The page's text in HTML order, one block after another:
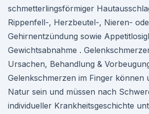
schmetterlingsförmiger
Rippenfell-, Herzbeutel-, Nieren-
Gehirnentzündung sowie
Gewichtsabnahme .
Ursachen, Behandlung &
Gelenkschmerzen im Finger können
Natur sein und müssen nach
individueller Krankheitsgeschichte